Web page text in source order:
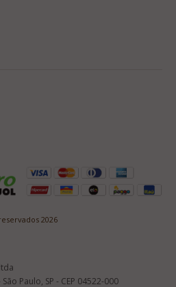
2026
Paulo, SP - CEP 04522-000